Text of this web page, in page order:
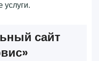
услуги.
сайт